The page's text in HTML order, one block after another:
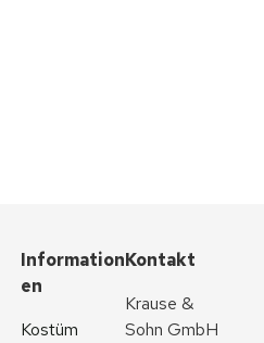
Information
en
Kostüm
Kontakt
Krause &
Sohn GmbH